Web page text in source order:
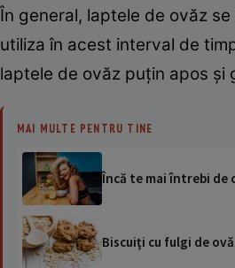
În general, laptele de ovăz
utiliza în acest interval de
laptele de ovăz puțin apos
MAI MULTE PENTRU TINE
Încă te mai întrebi de
Biscuiţi cu fulgi de